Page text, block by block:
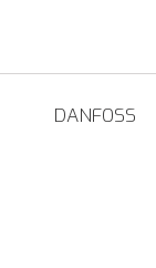
DANFOSS